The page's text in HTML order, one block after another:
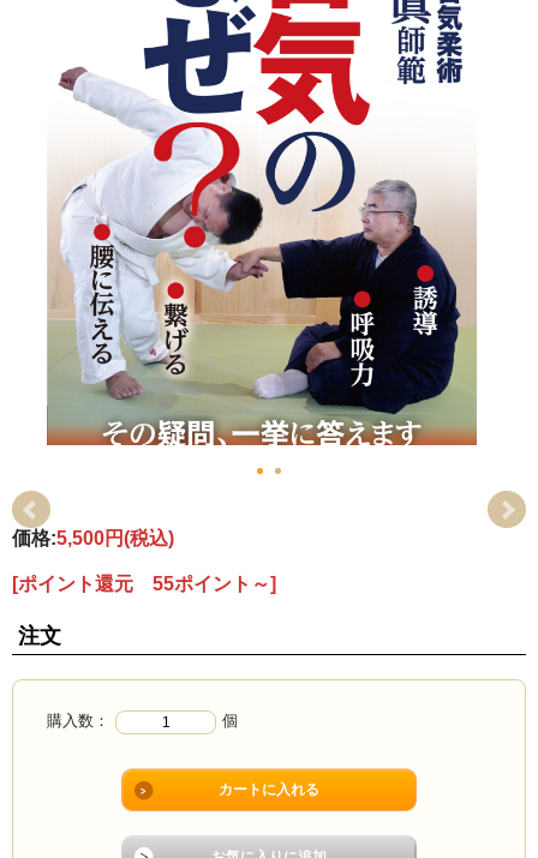
価格:5,500円(税込)
[ポイント還元 55ポイント～]
注文
購入数： 個